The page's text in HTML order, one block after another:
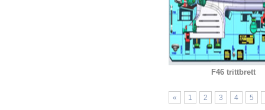
F46 trittbrett
« 1 2 3 4 5